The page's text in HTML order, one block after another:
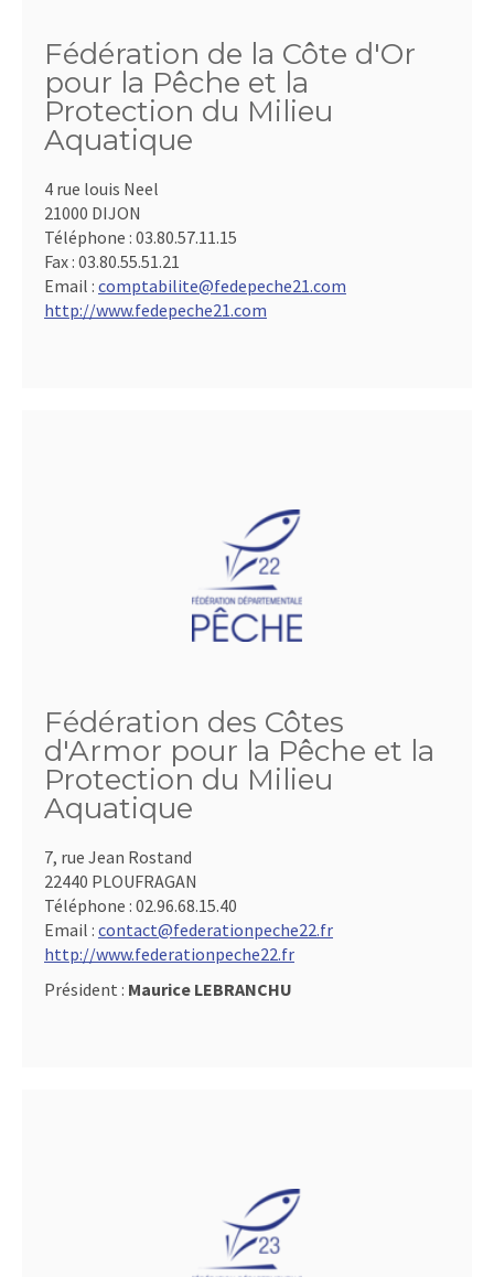
Fédération de la Côte d'Or
pour la Pêche et la
Protection du Milieu
Aquatique
4 rue louis Neel
21000 DIJON
Téléphone : 03.80.57.11.15
Fax : 03.80.55.51.21
Email : comptabilite@fedepeche21.com
http://www.fedepeche21.com
Fédération des Côtes
d'Armor pour la Pêche et la
Protection du Milieu
Aquatique
7, rue Jean Rostand
22440 PLOUFRAGAN
Téléphone : 02.96.68.15.40
Email : contact@federationpeche22.fr
http://www.federationpeche22.fr
Président : Maurice LEBRANCHU